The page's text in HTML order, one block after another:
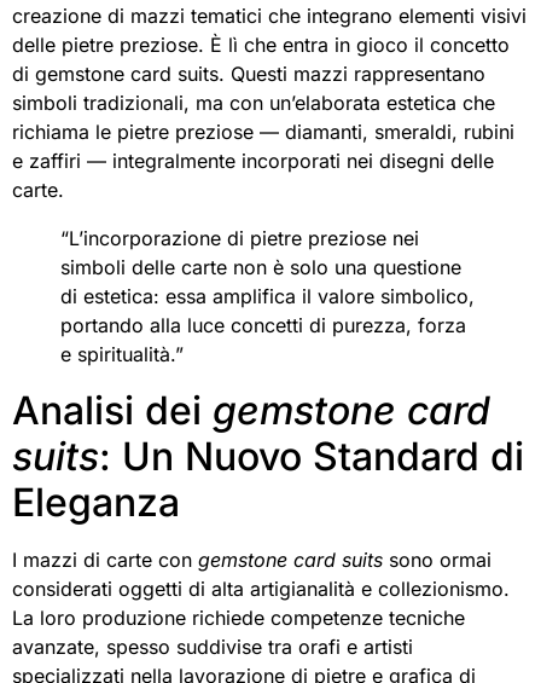
creazione di mazzi tematici che integrano elementi visivi
delle pietre preziose. È lì che entra in gioco il concetto
di gemstone card suits. Questi mazzi rappresentano
simboli tradizionali, ma con un’elaborata estetica che
richiama le pietre preziose — diamanti, smeraldi, rubini
e zaffiri — integralmente incorporati nei disegni delle
carte.
“L’incorporazione di pietre preziose nei
simboli delle carte non è solo una questione
di estetica: essa amplifica il valore simbolico,
portando alla luce concetti di purezza, forza
e spiritualità.”
Analisi dei gemstone card
suits: Un Nuovo Standard di
Eleganza
I mazzi di carte con gemstone card suits sono ormai
considerati oggetti di alta artigianalità e collezionismo.
La loro produzione richiede competenze tecniche
avanzate, spesso suddivise tra orafi e artisti
specializzati nella lavorazione di pietre e grafica di